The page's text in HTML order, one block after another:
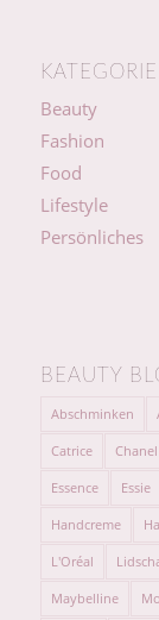
Beauty
Fashion
Food
Lifestyle
Persönliches
BEAUTY
Abschminken
Catrice Chanel
Essence Essie
Handcreme
L'Oréal
Maybelline